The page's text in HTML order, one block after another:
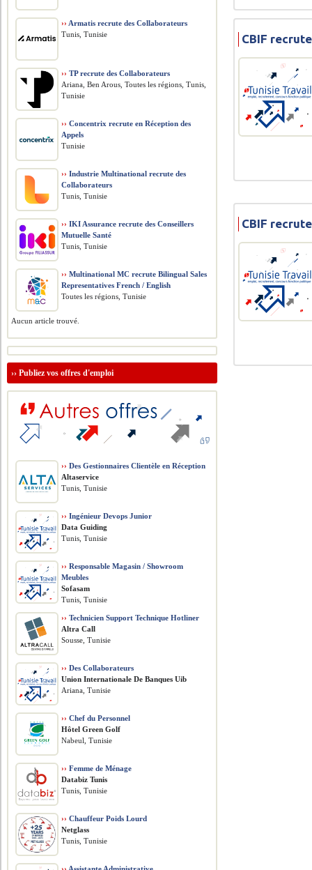
CBIF
CBIF
›› Armatis recrute des Collaborateurs
Tunis, Tunisie
›› TP recrute des Collaborateurs
Ariana, Ben Arous, Toutes les régions, Tunis,
Tunisie
›› Concentrix recrute en Réception des
Appels
Tunisie
›› Industrie Multinational recrute des
Collaborateurs
Tunis, Tunisie
›› IKI Assurance recrute des Conseillers
Mutuelle Santé
Tunis, Tunisie
›› Multinational MC recrute Bilingual Sales
Representatives French / English
Toutes les régions, Tunisie
Aucun article trouvé.
››Publiez vos offres d'emploi
›› Des Gestionnaires Clientèle en Réception
Altaservice
Tunis, Tunisie
›› Ingénieur Devops Junior
Data Guiding
Tunis, Tunisie
›› Responsable Magasin / Showroom
Meubles
Sofasam
Tunis, Tunisie
›› Technicien Support Technique Hotliner
Altra Call
Sousse, Tunisie
›› Des Collaborateurs
Union Internationale De Banques Uib
Ariana, Tunisie
›› Chef du Personnel
Hôtel Green Golf
Nabeul, Tunisie
›› Femme de Ménage
Databiz Tunis
Tunis, Tunisie
›› Chauffeur Poids Lourd
Netglass
Tunis, Tunisie